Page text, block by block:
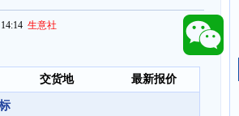
生意社
交货地 最新报价